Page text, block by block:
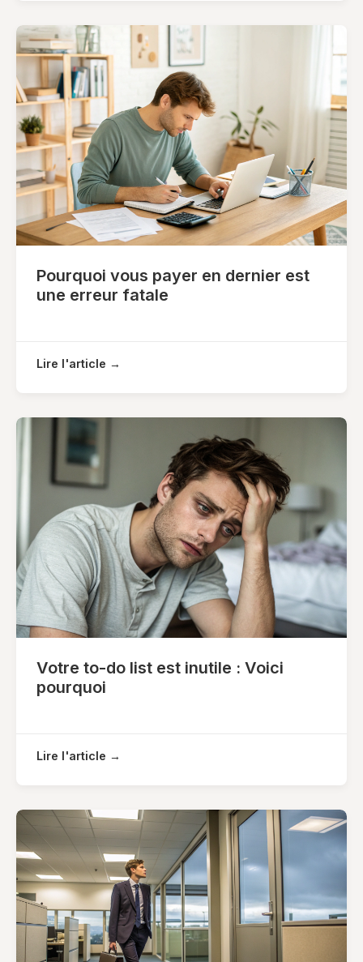
Pourquoi vous payer en dernier est
une erreur fatale
Lire l'article →
Votre to-do list est inutile : Voici
pourquoi
Lire l'article →